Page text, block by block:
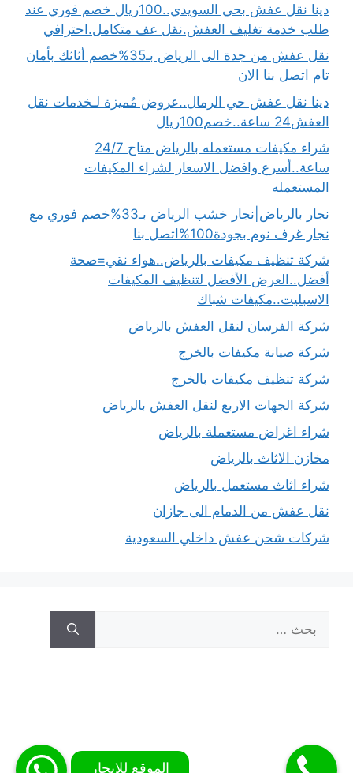
دينا نقل عفش بحي السويدي..100ريال خصم فوري عند
طلب خدمة تغليف العفش.نقل عف متكامل.احترافي
نقل عفش من جدة الى الرياض بـ35%خصم أثاثك بأمان
تام اتصل بنا الان
دينا نقل عفش حي الرمال..عروض مُميزة لـخدمات نقل
العفش24 ساعة..خصم100ريال
شراء مكيفات مستعمله بالرياض متاح 24/7
ساعة..أسرع وافضل الاسعار لشراء المكيفات
المستعمله
نجار بالرياض|نجار خشب الرياض بـ33%خصم فوري مع
نجار غرف نوم بجودة100%اتصل بنا
شركة تنظيف مكيفات بالرياض..هواء نقي=صحة
أفضل..العرض الأفضل لتنظيف المكيفات
الاسبليت..مكيفات شباك
شركة الفرسان لنقل العفش بالرياض
شركة صيانة مكيفات بالخرج
شركة تنظيف مكيفات بالخرج
شركة الجهات الاربع لنقل العفش بالرياض
شراء اغراض مستعملة بالرياض
مخازن الاثاث بالرياض
شراء اثاث مستعمل بالرياض
نقل عفش من الدمام الى جازان
شركات شحن عفش داخلي السعودية
عن: